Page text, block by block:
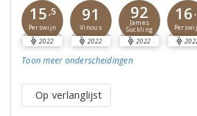
15 ,5
Perswijn
2022
91
Vinous
2022
92
James
Suckling
2022
16
Toon meer onderscheidingen
Op verlanglijst